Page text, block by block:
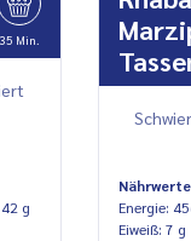
35 Min.
Kohlenhydrate: 42 g
Nährwerte
Eiweiß: 7 g